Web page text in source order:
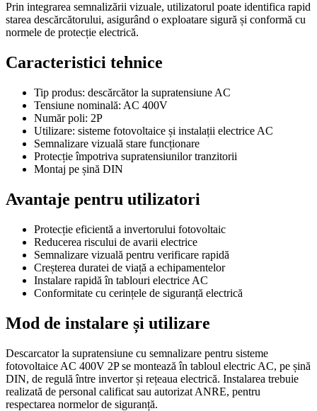
Prin integrarea semnalizării vizuale, utilizatorul poate identifica rapid
starea descărcătorului, asigurând o exploatare sigură și conformă cu
normele de protecție electrică.
Caracteristici tehnice
Tip produs: descărcător la supratensiune AC
Tensiune nominală: AC 400V
Număr poli: 2P
Utilizare: sisteme fotovoltaice și instalații electrice AC
Semnalizare vizuală stare funcționare
Protecție împotriva supratensiunilor tranzitorii
Montaj pe șină DIN
Avantaje pentru utilizatori
Protecție eficientă a invertorului fotovoltaic
Reducerea riscului de avarii electrice
Semnalizare vizuală pentru verificare rapidă
Creșterea duratei de viață a echipamentelor
Instalare rapidă în tablouri electrice AC
Conformitate cu cerințele de siguranță electrică
Mod de instalare și utilizare
Descarcator la supratensiune cu semnalizare pentru sisteme
fotovoltaice AC 400V 2P se montează în tabloul electric AC, pe șină
DIN, de regulă între invertor și rețeaua electrică. Instalarea trebuie
realizată de personal calificat sau autorizat ANRE, pentru
respectarea normelor de siguranță.